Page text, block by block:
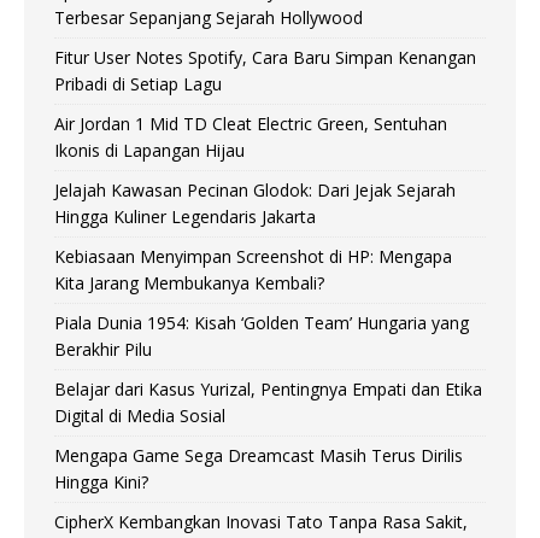
Terbesar Sepanjang Sejarah Hollywood
Fitur User Notes Spotify, Cara Baru Simpan Kenangan
Pribadi di Setiap Lagu
Air Jordan 1 Mid TD Cleat Electric Green, Sentuhan
Ikonis di Lapangan Hijau
Jelajah Kawasan Pecinan Glodok: Dari Jejak Sejarah
Hingga Kuliner Legendaris Jakarta
Kebiasaan Menyimpan Screenshot di HP: Mengapa
Kita Jarang Membukanya Kembali?
Piala Dunia 1954: Kisah ‘Golden Team’ Hungaria yang
Berakhir Pilu
Belajar dari Kasus Yurizal, Pentingnya Empati dan Etika
Digital di Media Sosial
Mengapa Game Sega Dreamcast Masih Terus Dirilis
Hingga Kini?
CipherX Kembangkan Inovasi Tato Tanpa Rasa Sakit,